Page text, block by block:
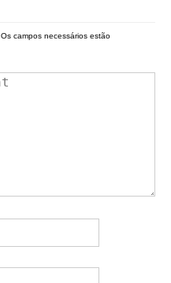
Os campos necessários estão